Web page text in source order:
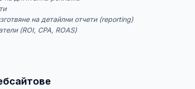
на детайлни отчети (reporting)
(ROI, CPA, ROAS)